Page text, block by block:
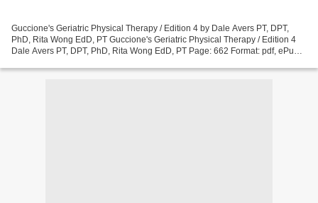
Guccione's Geriatric Physical Therapy / Edition 4 by Dale Avers PT, DPT,
PhD, Rita Wong EdD, PT Guccione's Geriatric Physical Therapy / Edition 4
Dale Avers PT, DPT, PhD, Rita Wong EdD, PT Page: 662 Format: pdf, ePub,